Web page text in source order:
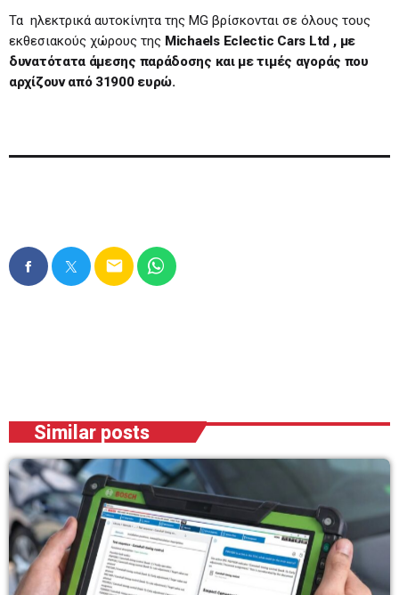
Τα ηλεκτρικά αυτοκίνητα της MG βρίσκονται σε όλους τους
εκθεσιακούς χώρους της Michaels Eclectic Cars Ltd , με
δυνατότατα άμεσης παράδοσης και με τιμές αγοράς που
αρχίζουν από 31900 ευρώ.
email
Similar posts